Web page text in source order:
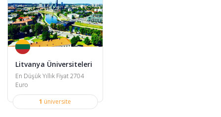
Litvanya Üniversiteleri
En Düşük Yıllık Fiyat 2704
Euro
1 üniversite